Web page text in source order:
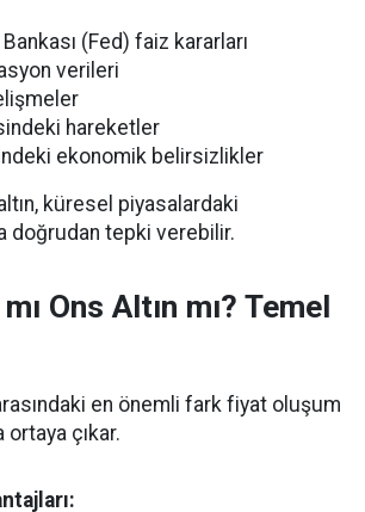
(Fed) faiz kararları
verileri
hareketler
ekonomik belirsizlikler
küresel piyasalardaki
doğrudan tepki verebilir.
Ons Altın mı? Temel
en önemli fark fiyat oluşum
ortaya çıkar.